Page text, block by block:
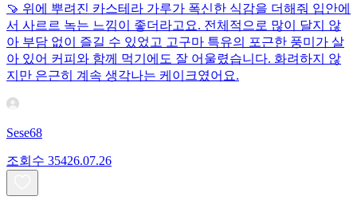
🍠 위에 뿌려진 카스테라 가루가 폭신한 식감을 더해줘 입안에
서 사르르 녹는 느낌이 좋더라고요. 전체적으로 많이 달지 않
아 부담 없이 즐길 수 있었고 고구마 특유의 포근한 풍미가 살
아 있어 커피와 함께 먹기에도 잘 어울렸습니다. 화려하지 않
지만 은근히 계속 생각나는 케이크였어요.
Sese68
조회수 35426.07.26